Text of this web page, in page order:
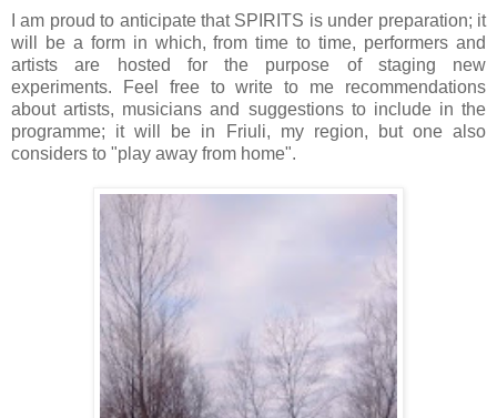
I am proud to anticipate that SPIRITS is under preparation; it
will be a form in which, from time to time, performers and
artists are hosted for the purpose of staging new
experiments. Feel free to write to me recommendations
about artists, musicians and suggestions to include in the
programme; it will be in Friuli, my region, but one also
considers to "play away from home".